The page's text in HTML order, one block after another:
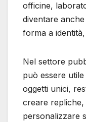
officine,
diventare
forma a
Nel settore
può essere
oggetti unici,
creare repliche,
personalizzare